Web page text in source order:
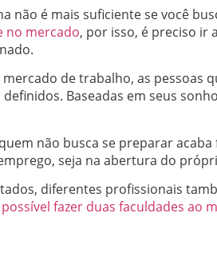
não é mais suficiente se você
no mercado, por isso, é preciso ir
de trabalho, as pessoas
Baseadas em seus
não busca se preparar
seja na abertura do
diferentes profissionais
possível fazer duas faculdades ao